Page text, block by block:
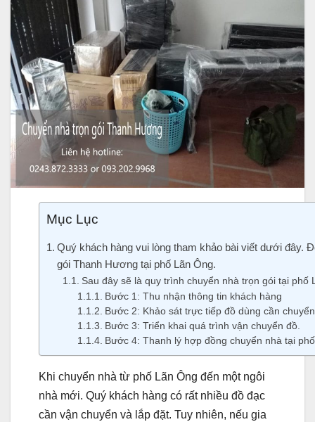
Mục Lục
Quý khách hàng vui lòng tham khảo bài viết dưới đây.
gói Thanh Hương tại phố Lãn Ông.
Sau đây sẽ là quy trình chuyển nhà trọn gói tại phố
Bước 1: Thu nhận thông tin khách hàng
Bước 2: Khảo sát trực tiếp đồ dùng cần chuyển
Bước 3: Triển khai quá trình vận chuyển đồ.
Bước 4: Thanh lý hợp đồng chuyển nhà tại
Khi chuyển nhà từ phố Lãn Ông đến một ngôi
nhà mới. Quý khách hàng có rất nhiều đồ đạc
cần vận chuyển và lắp đặt. Tuy nhiên, nếu gia